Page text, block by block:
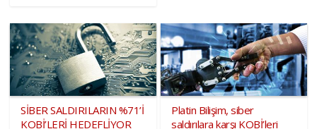
SİBER SALDIRILARIN %71’İ
KOBİ’LERİ HEDEFLİYOR
Platin Bilişim, siber
saldırılara karşı KOBİ’leri